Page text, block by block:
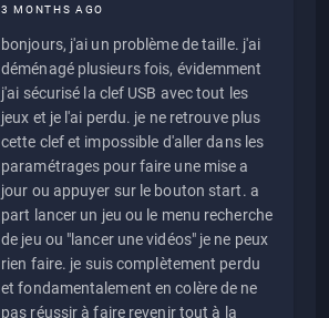
3 MONTHS AGO
bonjours, j'ai un problème de taille. j'ai
déménagé plusieurs fois, évidemment
j'ai sécurisé la clef USB avec tout les
jeux et je l'ai perdu. je ne retrouve plus
cette clef et impossible d'aller dans les
paramétrages pour faire une mise a
jour ou appuyer sur le bouton start. a
part lancer un jeu ou le menu recherche
de jeu ou "lancer une vidéos" je ne peux
rien faire. je suis complètement perdu
et fondamentalement en colère de ne
pas réussir à faire revenir tout à la